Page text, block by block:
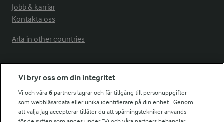
Jobb & karriär
Kontakta oss
Arla in other countries
Fler Arlasajter
För ägare
Arlas kundportal
Vi bryr oss om din integritet
Vi och våra6 partners lagrar och får tillgång till personuppgifter
som webbläsardata eller unika identifierare på din enhet . Genom
att välja Jag accepterar tillåter du att spårningstekniker används